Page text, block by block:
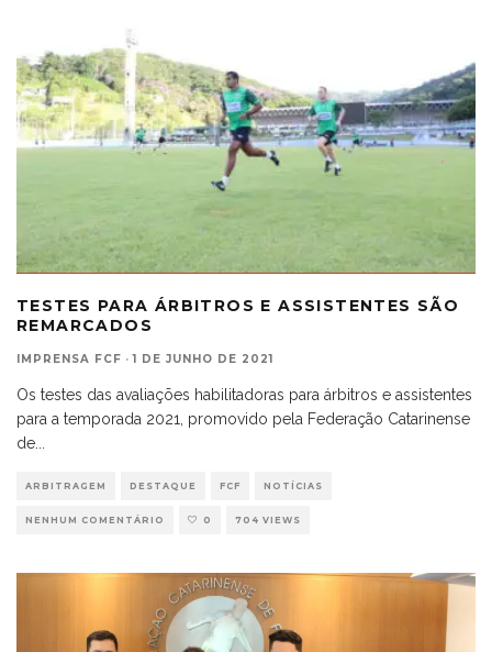
TESTES PARA ÁRBITROS E ASSISTENTES SÃO
REMARCADOS
IMPRENSA FCF · 1 DE JUNHO DE 2021
Os testes das avaliações habilitadoras para árbitros e assistentes
para a temporada 2021, promovido pela Federação Catarinense
de
ARBITRAGEM DESTAQUE FCF NOTÍCIAS
NENHUM COMENTÁRIO 0 704 VIEWS